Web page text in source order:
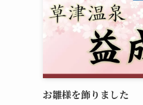
お雛様を飾りました